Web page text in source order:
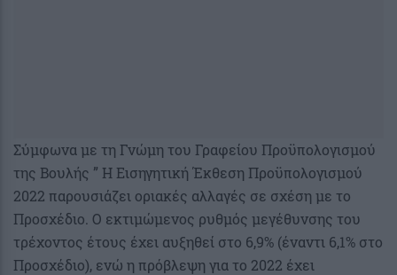
Σύμφωνα με τη Γνώμη του Γραφείου Προϋπολογισμού
της Βουλής ” Η Εισηγητική Έκθεση Προϋπολογισμού
2022 παρουσιάζει οριακές αλλαγές σε σχέση με το
Προσχέδιο. Ο εκτιμώμενος ρυθμός μεγέθυνσης του
τρέχοντος έτους έχει αυξηθεί στο 6,9% (έναντι 6,1% στο
Προσχέδιο), ενώ η πρόβλεψη για το 2022 έχει